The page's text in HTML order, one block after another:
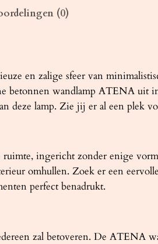
a
n
(0)
en zalige sfeer van
betonnen wandlamp ATENA uit
deze lamp. Zie jij er al een plek
ingericht zonder enige
omhullen. Zoek er een
perfect benadrukt.
zal betoveren. De ATENA